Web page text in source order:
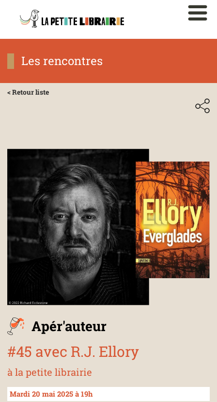
Les rencontres
< Retour liste
Apér'auteur
#45 avec R.J. Ellory
à la petite librairie
Mardi 20 mai 2025 à 19h